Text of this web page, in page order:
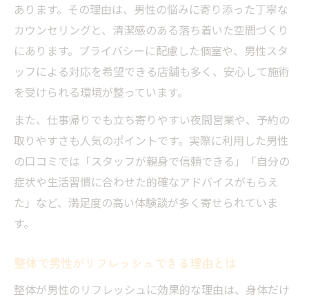
あります。その理由は、男性の悩みに寄り添った丁寧な
カウンセリングと、清潔感のある落ち着いた空間づくり
にあります。プライバシーに配慮した個室や、男性スタ
ッフによる対応を希望できる店舗も多く、安心して施術
を受けられる環境が整っています。
また、仕事帰りでも立ち寄りやすい夜間営業や、予約の
取りやすさも人気のポイントです。実際に利用した男性
の口コミでは「スタッフが親身で信頼できる」「自分の
症状や生活習慣に合わせた的確なアドバイスがもらえ
た」など、満足度の高い体験談が多く寄せられていま
す。
整体で男性がリフレッシュできる理由とは
整体が男性のリフレッシュに効果的な理由は、身体だけ